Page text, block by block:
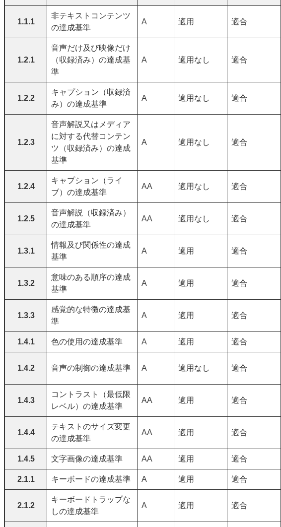
1.1.1
非テキストコンテンツ
の達成基準
A 適用 適合
1.2.1
音声だけ及び映像だけ
（収録済み）の達成基
準
A 適用なし 適合
1.2.2
キャプション（収録済
み）の達成基準
A 適用なし 適合
1.2.3
音声解説又はメディア
に対する代替コンテン
ツ（収録済み）の達成
基準
A 適用なし 適合
1.2.4
キャプション（ライ
ブ）の達成基準
AA 適用なし 適合
1.2.5
音声解説（収録済み）
の達成基準
AA 適用なし 適合
1.3.1
情報及び関係性の達成
基準
A 適用 適合
1.3.2
意味のある順序の達成
基準
A 適用 適合
1.3.3
感覚的な特徴の達成基
準
A 適用 適合
1.4.1 色の使用の達成基準 A 適用 適合
1.4.2 音声の制御の達成基準 A 適用なし 適合
1.4.3
コントラスト（最低限
レベル）の達成基準
AA 適用 適合
1.4.4
テキストのサイズ変更
の達成基準
AA 適用 適合
1.4.5 文字画像の達成基準 AA 適用 適合
2.1.1 キーボードの達成基準 A 適用 適合
2.1.2
キーボードトラップな
しの達成基準
A 適用 適合